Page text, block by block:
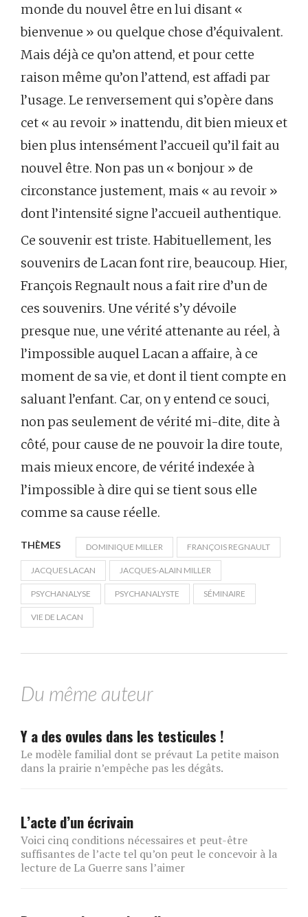
monde du nouvel être en lui disant «
bienvenue » ou quelque chose d’équivalent.
Mais déjà ce qu’on attend, et pour cette
raison même qu’on l’attend, est affadi par
l’usage. Le renversement qui s’opère dans
cet « au revoir » inattendu, dit bien mieux et
bien plus intensément l’accueil qu’il fait au
nouvel être. Non pas un « bonjour » de
circonstance justement, mais « au revoir »
dont l’intensité signe l’accueil authentique.
Ce souvenir est triste. Habituellement, les
souvenirs de Lacan font rire, beaucoup. Hier,
François Regnault nous a fait rire d’un de
ces souvenirs. Une vérité s’y dévoile
presque nue, une vérité attenante au réel, à
l’impossible auquel Lacan a affaire, à ce
moment de sa vie, et dont il tient compte en
saluant l’enfant. Car, on y entend ce souci,
non pas seulement de vérité mi-dite, dite à
côté, pour cause de ne pouvoir la dire toute,
mais mieux encore, de vérité indexée à
l’impossible à dire qui se tient sous elle
comme sa cause réelle.
THÈMES DOMINIQUE MILLER FRANÇOIS REGNAULT
JACQUES LACAN JACQUES-ALAIN MILLER
PSYCHANALYSE PSYCHANALYSTE SÉMINAIRE
VIE DE LACAN
Du même auteur
Y a des ovules dans les testicules !
Le modèle familial dont se prévaut La petite maison
dans la prairie n’empêche pas les dégâts.
L’acte d’un écrivain
Voici cinq conditions nécessaires et peut-être
suffisantes de l’acte tel qu’on peut le concevoir à la
lecture de La Guerre sans l’aimer